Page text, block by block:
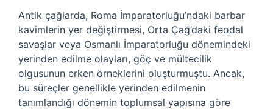
Antik çağlarda, Roma İmparatorluğu’ndaki barbar
kavimlerin yer değiştirmesi, Orta Çağ’daki feodal
savaşlar veya Osmanlı İmparatorluğu dönemindeki
yerinden edilme olayları, göç ve mültecilik
olgusunun erken örneklerini oluşturmuştu. Ancak,
bu süreçler genellikle yerinden edilmenin
tanımlandığı dönemin toplumsal yapısına göre